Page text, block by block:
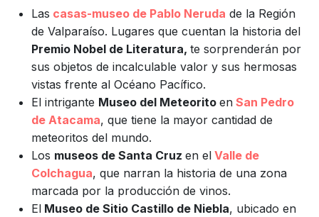
Las casas-museo de Pablo Neruda de la Región
de Valparaíso. Lugares que cuentan la historia del
Premio Nobel de Literatura, te sorprenderán por
sus objetos de incalculable valor y sus hermosas
vistas frente al Océano Pacífico.
El intrigante Museo del Meteorito en San Pedro
de Atacama, que tiene la mayor cantidad de
meteoritos del mundo.
Los museos de Santa Cruz en el Valle de
Colchagua, que narran la historia de una zona
marcada por la producción de vinos.
El Museo de Sitio Castillo de Niebla, ubicado en